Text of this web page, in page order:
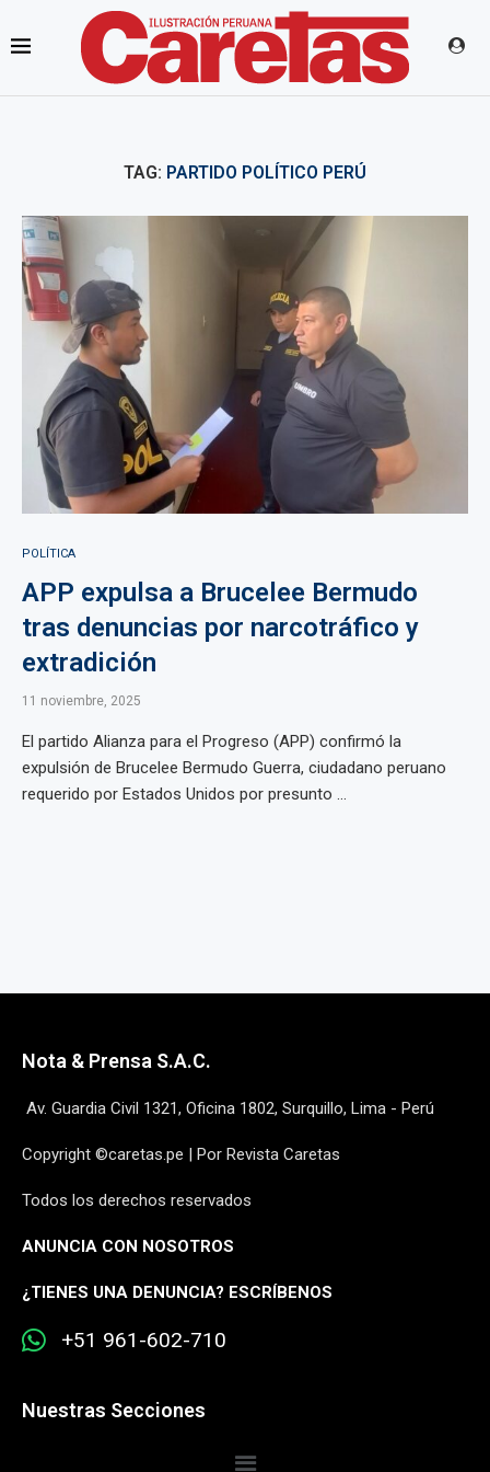
TAG: PARTIDO POLÍTICO PERÚ
POLÍTICA
APP expulsa a Brucelee Bermudo
tras denuncias por narcotráfico y
extradición
11 noviembre, 2025
El partido Alianza para el Progreso (APP) confirmó la
expulsión de Brucelee Bermudo Guerra, ciudadano peruano
requerido por Estados Unidos por presunto ...
Nota & Prensa S.A.C.
Av. Guardia Civil 1321, Oficina 1802, Surquillo, Lima - Perú
Copyright ©caretas.pe | Por Revista Caretas
Todos los derechos reservados
ANUNCIA CON NOSOTROS
¿TIENES UNA DENUNCIA? ESCRÍBENOS
+51 961-602-710
Nuestras Secciones